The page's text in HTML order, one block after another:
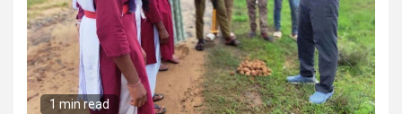
1 min read